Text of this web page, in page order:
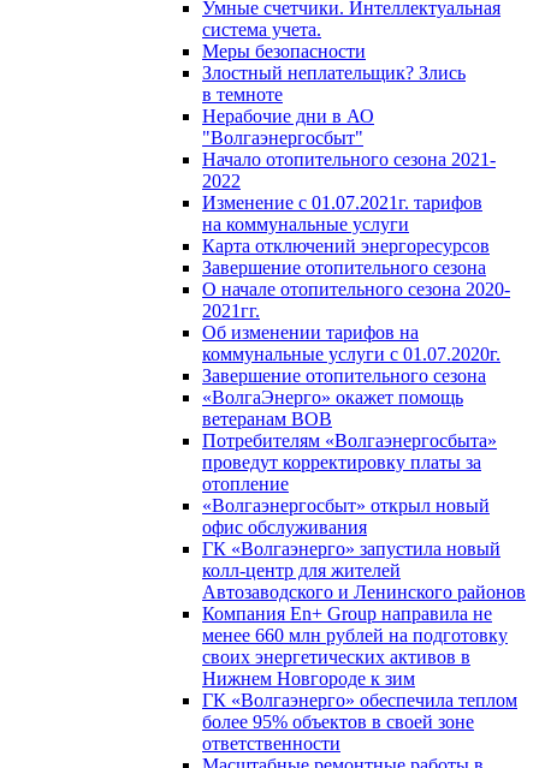
Умные счетчики. Интеллектуальная
система учета.
Меры безопасности
Злостный неплательщик? Злись
в темноте
Нерабочие дни в АО
"Волгаэнергосбыт"
Начало отопительного сезона 2021-
2022
Изменение с 01.07.2021г. тарифов
на коммунальные услуги
Карта отключений энергоресурсов
Завершение отопительного сезона
О начале отопительного сезона 2020-
2021гг.
Об изменении тарифов на
коммунальные услуги с 01.07.2020г.
Завершение отопительного сезона
«ВолгаЭнерго» окажет помощь
ветеранам ВОВ
Потребителям «Волгаэнергосбыта»
проведут корректировку платы за
отопление
«Волгаэнергосбыт» открыл новый
офис обслуживания
ГК «Волгаэнерго» запустила новый
колл-центр для жителей
Автозаводского и Ленинского районов
Компания En+ Group направила не
менее 660 млн рублей на подготовку
своих энергетических активов в
Нижнем Новгороде к зим
ГК «Волгаэнерго» обеспечила теплом
более 95% объектов в своей зоне
ответственности